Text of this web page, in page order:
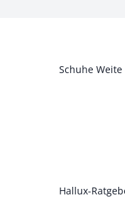
Schuhe Weite
Hallux-